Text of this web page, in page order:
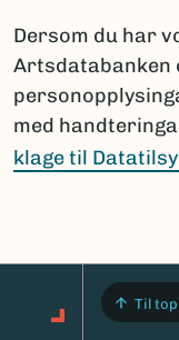
Dersom du har
Artsdatabanken
med
klage til
Til